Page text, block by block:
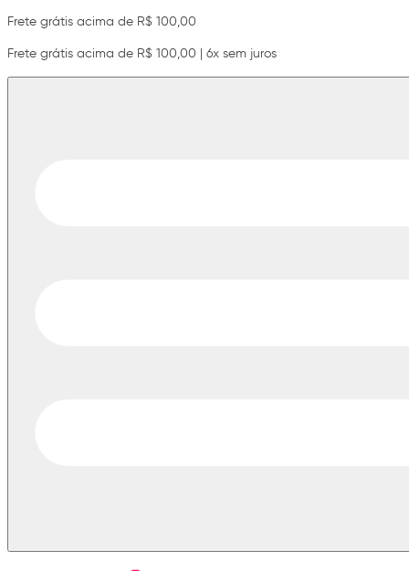
Frete grátis acima de R$ 100,00
Frete grátis acima de R$ 100,00 | 6x sem juros